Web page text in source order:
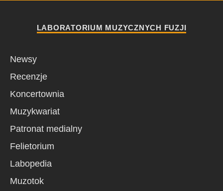
LABORATORIUM MUZYCZNYCH FUZJI
Newsy
Recenzje
Koncertownia
Muzykwariat
Patronat medialny
Felietorium
Labopedia
Muzotok